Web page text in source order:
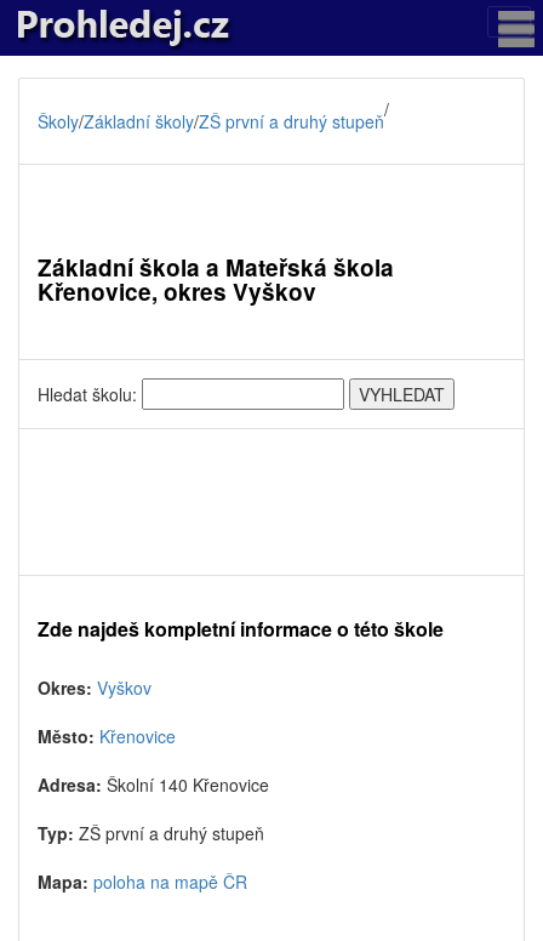
Školy/Základní školy/ZŠ první a druhý stupeň/
Základní škola a Mateřská škola
Křenovice, okres Vyškov
Hledat školu:
Zde najdeš kompletní informace o této škole
Okres: Vyškov
Město: Křenovice
Adresa: Školní 140 Křenovice
Typ: ZŠ první a druhý stupeň
Mapa: poloha na mapě ČR